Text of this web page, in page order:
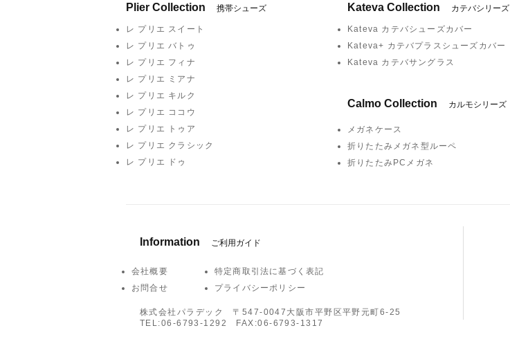
Plier Collection 携帯シューズ
レ プリエ スイート
レ プリエ バトゥ
レ プリエ フィナ
レ プリエ ミアナ
レ プリエ キルク
レ プリエ ココウ
レ プリエ トゥア
レ プリエ クラシック
レ プリエ ドゥ
Kateva Collection カテバシリーズ
Kateva カテバシューズカバー
Kateva+ カテバプラスシューズカバー
Kateva カテバサングラス
Calmo Collection カルモシリーズ
メガネケース
折りたたみメガネ型ルーペ
折りたたみPCメガネ
Information ご利用ガイド
会社概要
お問合せ
特定商取引法に基づく表記​
プライバシーポリシー
株式会社パラデック
​ 〒547-0047大阪市平野区平野元町6-25
TEL:06-6793-1292 FAX:06-6793-1317